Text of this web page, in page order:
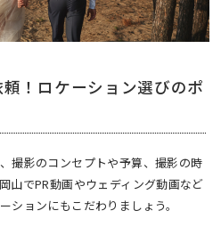
！ロケーション選びのポ
撮影のコンセプトや予算、撮影の時
山でPR動画やウェディング動画など
ションにもこだわりましょう。